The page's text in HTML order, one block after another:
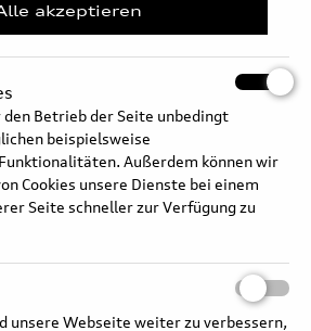
deckt ein weites Feld ab. Er
Bedienelmente ebenso wie die Assistenz-
die Multimediasysteme und die
akzeptieren
den Betrieb der Seite unbedingt
beispielsweise
Außerdem können wir
Cookies unsere Dienste bei einem
Seite schneller zur Verfügung zu
unsere Webseite weiter zu verbessern,